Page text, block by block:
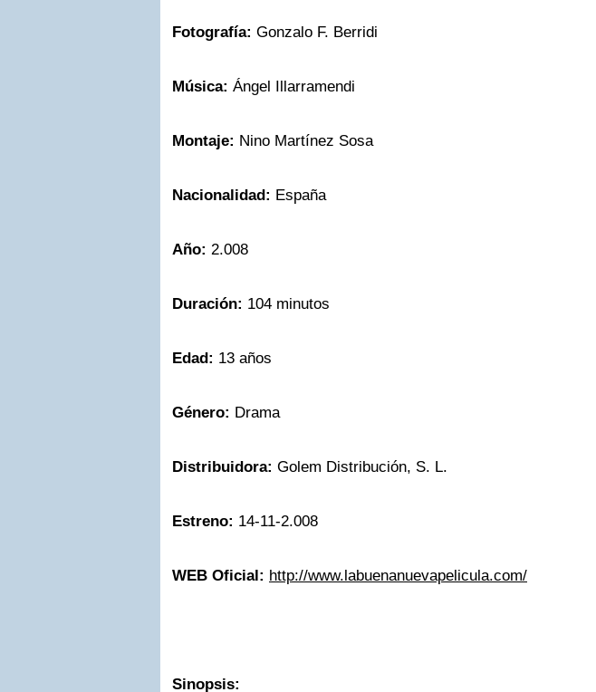
Fotografía: Gonzalo F. Berridi
Música: Ángel Illarramendi
Montaje: Nino Martínez Sosa
Nacionalidad: España
Año: 2.008
Duración: 104 minutos
Edad: 13 años
Género: Drama
Distribuidora: Golem Distribución, S. L.
Estreno: 14-11-2.008
WEB Oficial: http://www.labuenanuevapelicula.com/
Sinopsis: